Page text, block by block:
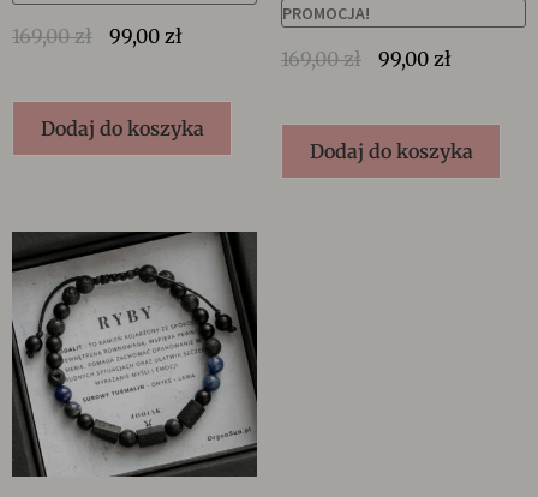
169,00zł 99,00 zł
Dodaj do koszyka
PROMOCJA!
169,00zł 99,00 zł
Dodaj do koszyka